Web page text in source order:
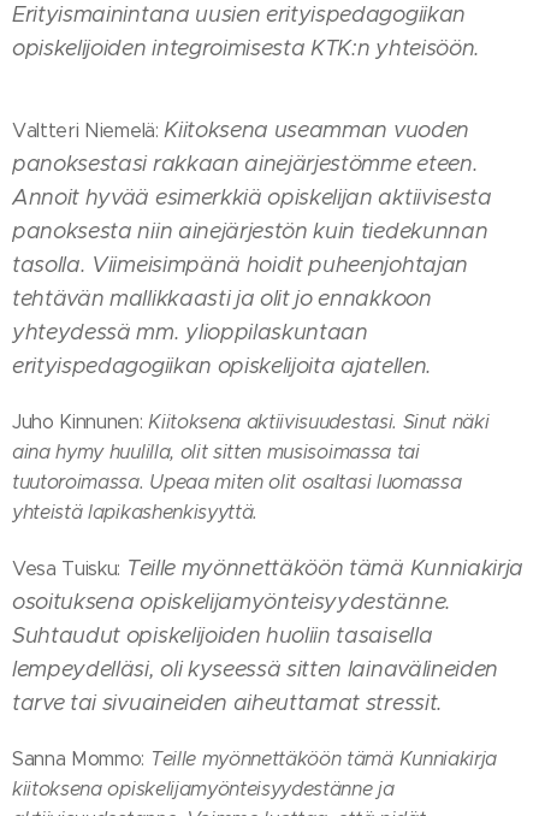
Erityismainintana uusien erityispedagogiikan
opiskelijoiden integroimisesta KTK:n yhteisöön.
Valtteri Niemelä:Kiitoksena useamman vuoden
panoksestasi rakkaan ainejärjestömme eteen.
Annoit hyvää esimerkkiä opiskelijan aktiivisesta
panoksesta niin ainejärjestön kuin tiedekunnan
tasolla. Viimeisimpänä hoidit puheenjohtajan
tehtävän mallikkaasti ja olit jo ennakkoon
yhteydessä mm. ylioppilaskuntaan
erityispedagogiikan opiskelijoita ajatellen.
Juho Kinnunen:Kiitoksena aktiivisuudestasi. Sinut näki
aina hymy huulilla, olit sitten musisoimassa tai
tuutoroimassa. Upeaa miten olit osaltasi luomassa
yhteistä lapikashenkisyyttä.
Vesa Tuisku: Teille myönnettäköön tämä Kunniakirja
osoituksena opiskelijamyönteisyydestänne.
Suhtaudut opiskelijoiden huoliin tasaisella
lempeydelläsi, oli kyseessä sitten lainavälineiden
tarve tai sivuaineiden aiheuttamat stressit.
Sanna Mommo: Teille myönnettäköön tämä Kunniakirja
kiitoksena opiskelijamyönteisyydestänne ja